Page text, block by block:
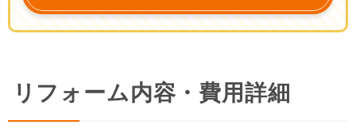
リフォーム内容・費用詳細